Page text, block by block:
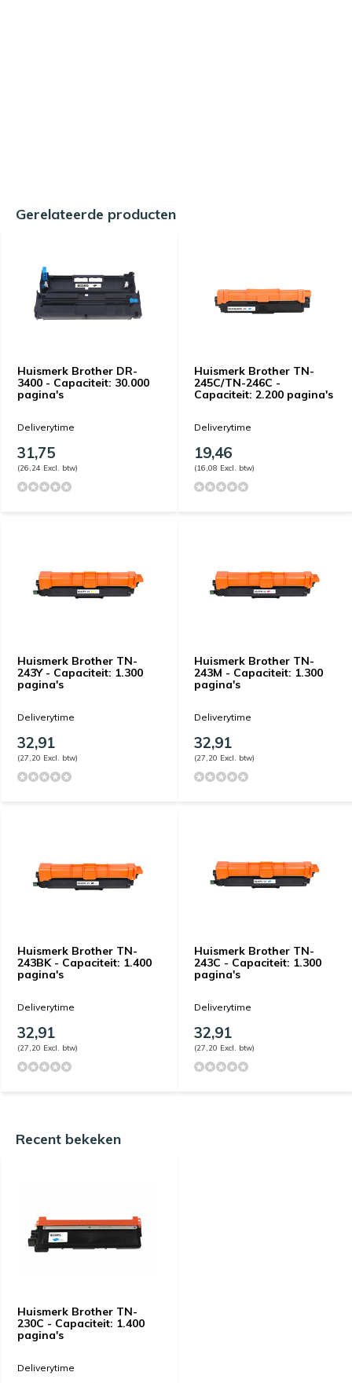
Gerelateerde producten
Huismerk Brother DR-
3400 - Capaciteit: 30.000
pagina's
Deliverytime
31,75
(26,24 Excl. btw)
Huismerk Brother TN-
245C/TN-246C -
Capaciteit: 2.200 pagina's
Deliverytime
19,46
(16,08 Excl. btw)
Huismerk Brother TN-
243Y - Capaciteit: 1.300
pagina's
Deliverytime
32,91
(27,20 Excl. btw)
Huismerk Brother TN-
243M - Capaciteit: 1.300
pagina's
Deliverytime
32,91
(27,20 Excl. btw)
Huismerk Brother TN-
243BK - Capaciteit: 1.400
pagina's
Deliverytime
32,91
(27,20 Excl. btw)
Huismerk Brother TN-
243C - Capaciteit: 1.300
pagina's
Deliverytime
32,91
(27,20 Excl. btw)
Recent bekeken
Huismerk Brother TN-
230C - Capaciteit: 1.400
pagina's
Deliverytime